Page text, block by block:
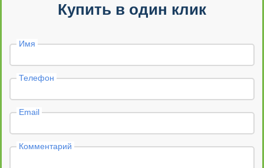
Купить в один клик
Имя
Телефон
Email
Комментарий